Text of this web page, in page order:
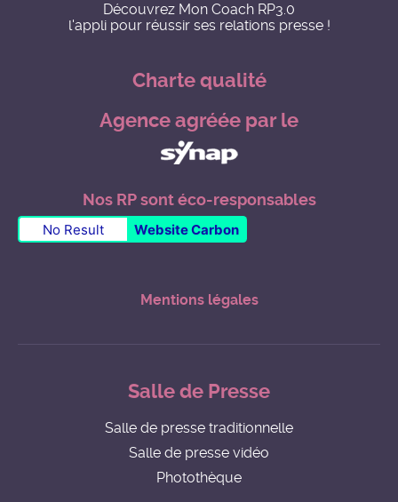
Découvrez Mon Coach RP3.0
l'appli pour réussir ses relations presse !
Charte qualité
Agence agréée par le
Nos RP sont éco-responsables
No Result Website Carbon
Mentions légales
Salle de Presse
Salle de presse traditionnelle
Salle de presse vidéo
Photothèque